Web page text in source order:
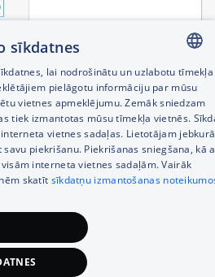
LATVIAN
RUSSIAN
ENGLISH
sīkdatnes
lai nodrošinātu un uzlabotu tīmekļa
pielāgotu informāciju par mūsu
vietnes apmeklējumu. Zemāk sniedzam
tiek izmantotas mūsu tīmekļa vietnēs.
vietnes sadaļas. Lietotājam
piekrišanu. Piekrišanas sniegšana, kā
interneta vietnes sadaļām. Vairāk
skatīt sīkdatņu izmantošanas